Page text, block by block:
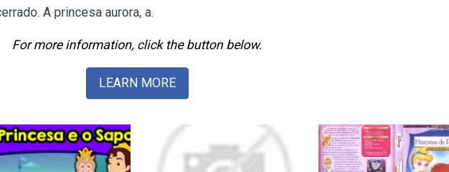
A princesa aurora, a.
For more information, click the button below.
LEARN MORE